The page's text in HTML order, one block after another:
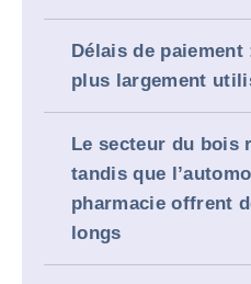
Délais de
plus largement
Le secteur du bois
tandis que
pharmacie offrent
longs